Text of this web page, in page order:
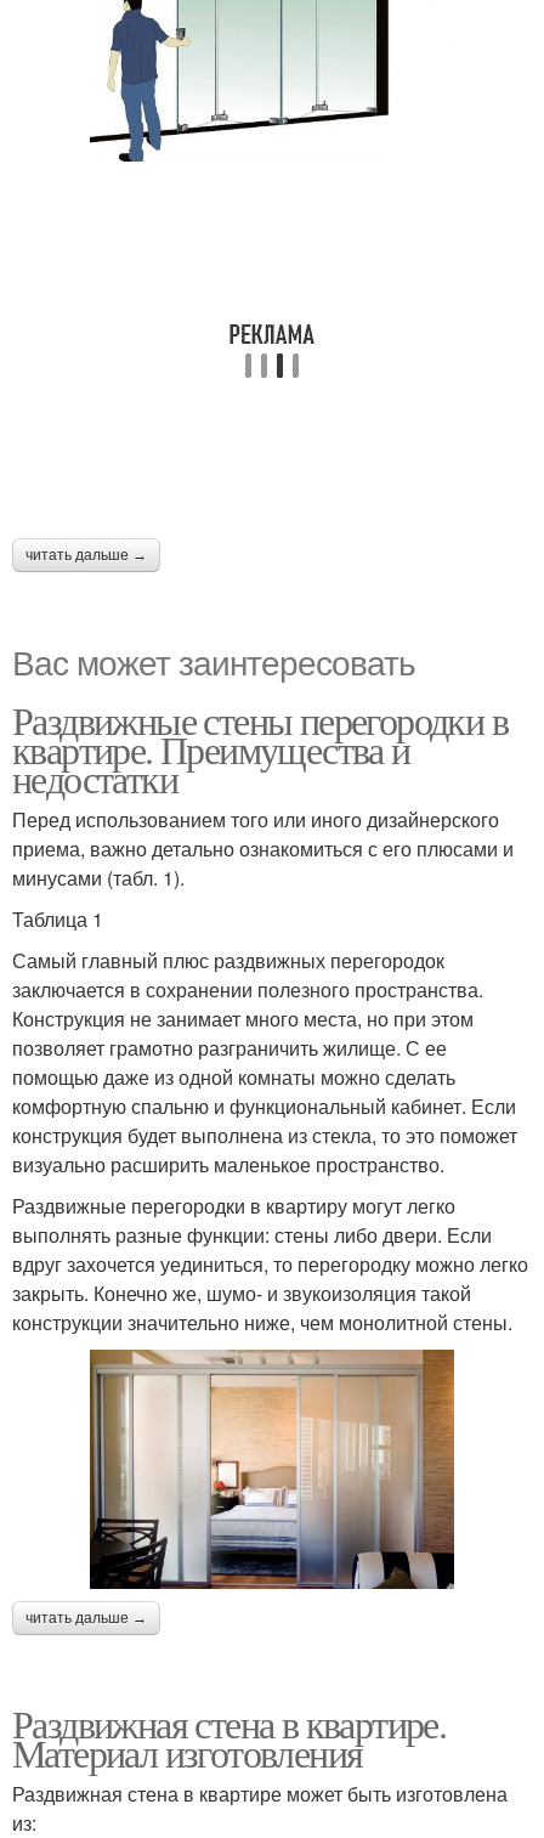
читать дальше →
Вас может заинтересовать
Раздвижные стены перегородки в
квартире. Преимущества и
недостатки
Перед использованием того или иного дизайнерского
приема, важно детально ознакомиться с его плюсами и
минусами (табл. 1).
Таблица 1
Самый главный плюс раздвижных перегородок
заключается в сохранении полезного пространства.
Конструкция не занимает много места, но при этом
позволяет грамотно разграничить жилище. С ее
помощью даже из одной комнаты можно сделать
комфортную спальню и функциональный кабинет. Если
конструкция будет выполнена из стекла, то это поможет
визуально расширить маленькое пространство.
Раздвижные перегородки в квартиру могут легко
выполнять разные функции: стены либо двери. Если
вдруг захочется уединиться, то перегородку можно легко
закрыть. Конечно же, шумо- и звукоизоляция такой
конструкции значительно ниже, чем монолитной стены.
читать дальше →
Раздвижная стена в квартире.
Материал изготовления
Раздвижная стена в квартире может быть изготовлена
из: